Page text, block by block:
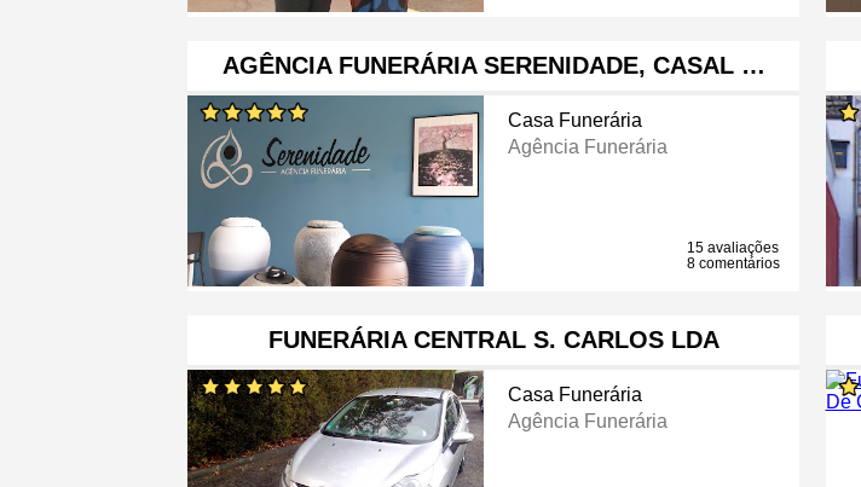
AGÊNCIA FUNERÁRIA SERENIDADE, CASAL …
Casa Funerária
Agência Funerária
15 avaliações
8 comentários
FUNERÁRIA CENTRAL S. CARLOS LDA
Casa Funerária
Agência Funerária